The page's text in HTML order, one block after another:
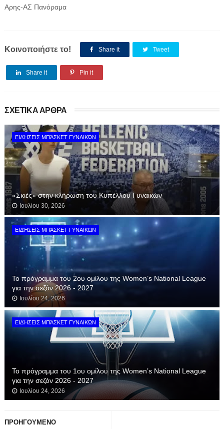
Αρης-ΑΣ Πανόραμα
Κοινοποιήστε το! Share it Tweet
Share it Pin it
ΣΧΕΤΙΚΑ ΑΡΘΡΑ
ΕΙΔΉΣΕΙΣ ΜΠΆΣΚΕΤ ΓΥΝΑΙΚΏΝ
«Σκιές» στην κλήρωση του Κυπέλλου Γυναικών
Ιουλίου 30, 2026
ΕΙΔΉΣΕΙΣ ΜΠΆΣΚΕΤ ΓΥΝΑΙΚΏΝ
Το πρόγραμμα του 2ου ομίλου της Women’s National League
για την σεζόν 2026 - 2027
Ιουλίου 24, 2026
ΕΙΔΉΣΕΙΣ ΜΠΆΣΚΕΤ ΓΥΝΑΙΚΏΝ
Το πρόγραμμα του 1ου ομίλου της Women’s National League
για την σεζόν 2026 - 2027
Ιουλίου 24, 2026
ΠΡΟΗΓΟΥΜΕΝΟ